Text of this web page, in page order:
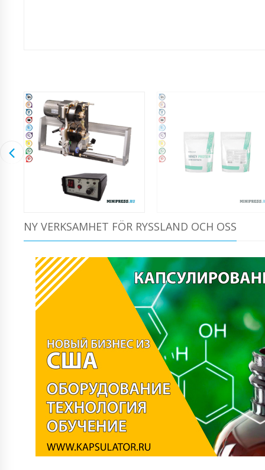
NY VERKSAMHET FÖR RYSSLAND OCH OSS